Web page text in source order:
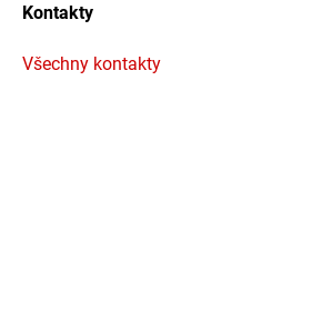
Kontakty
Všechny kontakty